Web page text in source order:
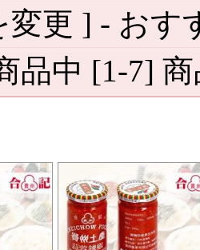
変更 ] - おす
品中 [1-7]